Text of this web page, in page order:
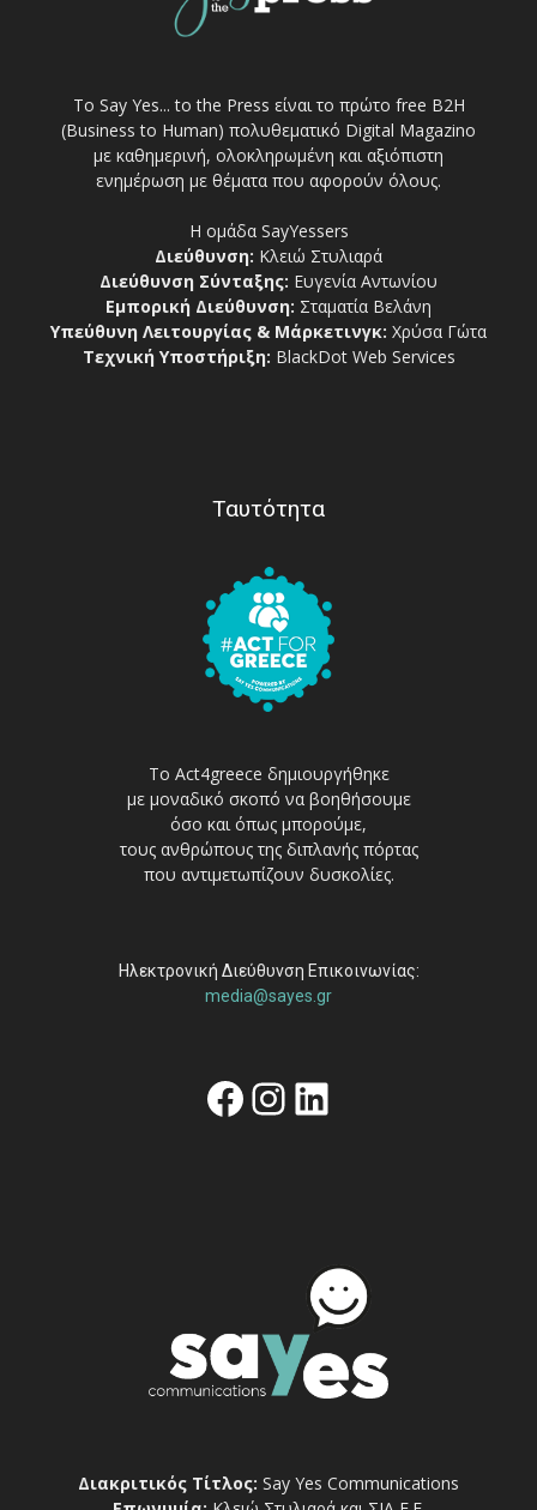
Το Say Yes... to the Press είναι το πρώτο free Β2Η
(Business to Human) πολυθεματικό Digital Magazino
με καθημερινή, ολοκληρωμένη και αξιόπιστη
ενημέρωση με θέματα που αφορούν όλους.
Η ομάδα SayYessers
Διεύθυνση: Κλειώ Στυλιαρά
Διεύθυνση Σύνταξης: Ευγενία Αντωνίου
Εμπορική Διεύθυνση: Σταματία Βελάνη
Υπεύθυνη Λειτουργίας & Μάρκετινγκ: Χρύσα Γώτα
Τεχνική Υποστήριξη: BlackDot Web Services
Ταυτότητα
Το Act4greece δημιουργήθηκε
με μοναδικό σκοπό να βοηθήσουμε
όσο και όπως μπορούμε,
τους ανθρώπους της διπλανής πόρτας
που αντιμετωπίζουν δυσκολίες.
Ηλεκτρονική Διεύθυνση Επικοινωνίας:
media@sayes.gr
Facebook
Instagram
Linkedin
Διακριτικός Τίτλος: Say Yes Communications